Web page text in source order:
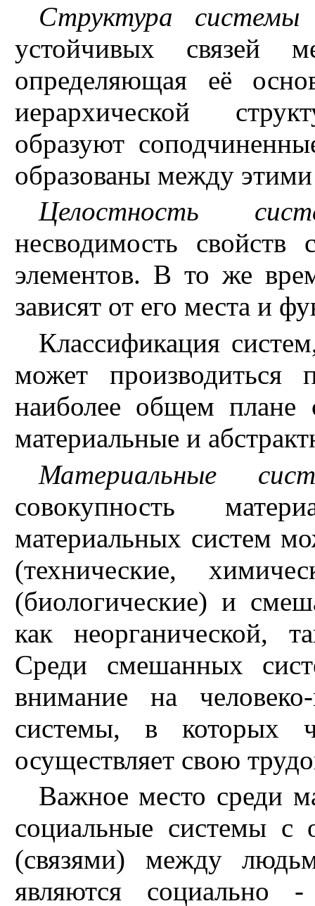
Структура системы
устойчивых связей
определяющая её
иерархической
образуют
образованы между
Целостность
несводимость
элементов. В то же
зависят от его места и
Классификация
может
наиболее общем плане
материальные и
Материальные
совокупность
материальных систем
(технические,
(биологические) и
как неорганической,
Среди смешанных
внимание на
системы, в которых
осуществляет свою
Важное место среди
социальные системы с
(связями) между
являются социально